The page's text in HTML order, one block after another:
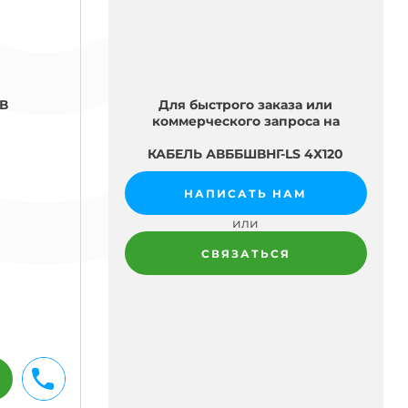
Для быстрого заказа или
коммерческого запроса на
КАБЕЛЬ АВББШВНГ-LS 4Х120
НАПИСАТЬ НАМ
или
СВЯЗАТЬСЯ